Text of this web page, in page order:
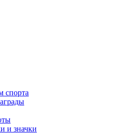
спорта
и значки